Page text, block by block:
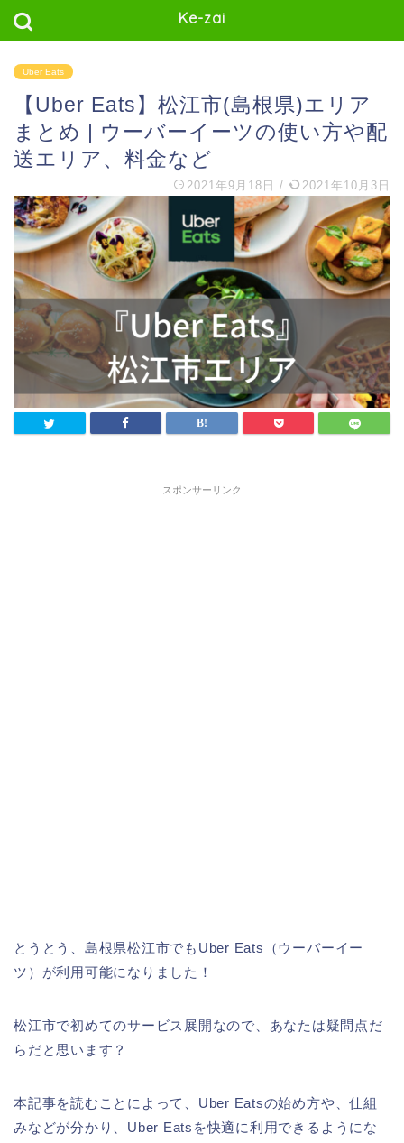
Ke-zai
Uber Eats
【Uber Eats】松江市(島根県)エリア
まとめ | ウーバーイーツの使い方や配
送エリア、料金など
2021年9月18日 / 2021年10月3日
スポンサーリンク
とうとう、島根県松江市でもUber Eats（ウーバーイー
ツ）が利用可能になりました！
松江市で初めてのサービス展開なので、あなたは疑問点だ
らだと思います？
本記事を読むことによって、Uber Eatsの始め方や、仕組
みなどが分かり、Uber Eatsを快適に利用できるようにな